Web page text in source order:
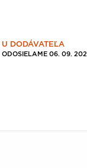
U DODÁVATEĽA
ODOSIELAME 06. 09.